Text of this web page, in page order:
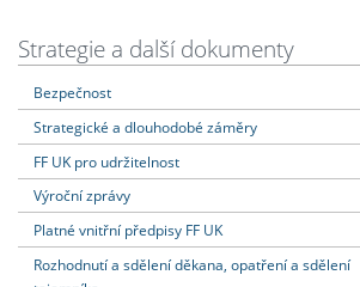
Dozvědět se více
Podat přihlášku
Dozvědět se více
Dozvědět se více
Dozvědět se více
Strategie a další dokumenty
Bezpečnost
Strategické a dlouhodobé záměry
FF UK pro udržitelnost
Výroční zprávy
Platné vnitřní předpisy FF UK
Rozhodnutí a sdělení děkana, opatření a sdělení